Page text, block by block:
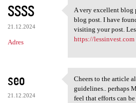
SSSS
21.12.2024
Adres
A very excellent
A very excellent blog
blog post. I have
visiting your post.
https://lessinvest.com
seo
21.12.2024
Cheers to the
Cheers to the article
guidelines.. perhaps
feel that efforts can